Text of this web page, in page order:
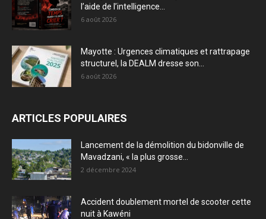
l’aide de l’intelligence...
6 août 2026
Mayotte : Urgences climatiques et rattrapage
structurel, la DEALM dresse son...
6 août 2026
ARTICLES POPULAIRES
Lancement de la démolition du bidonville de
Mavadzani, « la plus grosse...
2 décembre 2024
Accident doublement mortel de scooter cette
nuit à Kawéni